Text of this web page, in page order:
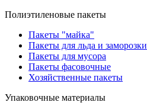
Полиэтиленовые пакеты
Пакеты "майка"
Пакеты для льда и заморозки
Пакеты для мусора
Пакеты фасовочные
Хозяйственные пакеты
Упаковочные материалы